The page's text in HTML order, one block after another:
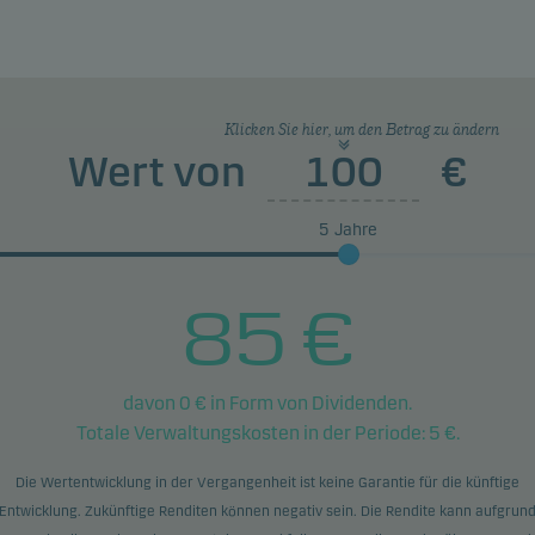
Produkt beinhaltet keinen Schutz vor künftigen
sodass Sie das angelegte Kapital ganz oder
verlieren könnten.
Wert von
Klicken Sie hier, um den Betrag zu ändern
€
5 Jahre
85 €
davon 0 € in Form von Dividenden.
Totale Verwaltungskosten in der Periode: 5 €.
Die Wertentwicklung in der Vergangenheit ist keine Garantie für die künftige
Entwicklung. Zukünftige Renditen können negativ sein. Die Rendite kann aufgrund